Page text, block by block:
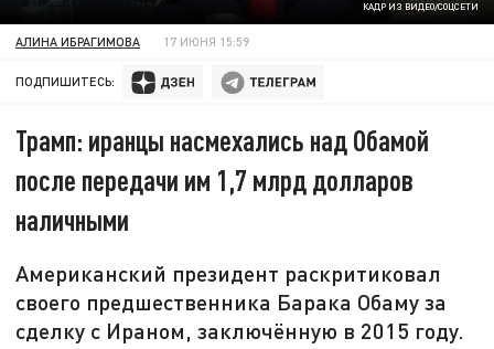
КАДР ИЗ ВИДЕО/СОЦСЕТИ
АЛИНА ИБРАГИМОВА 17 ИЮНЯ 15:59
ПОДПИШИТЕСЬ:
Трамп: иранцы насмехались над Обамой
после передачи им 1,7 млрд долларов
наличными
Американский президент раскритиковал
своего предшественника Барака Обаму за
сделку с Ираном, заключённую в 2015 году.